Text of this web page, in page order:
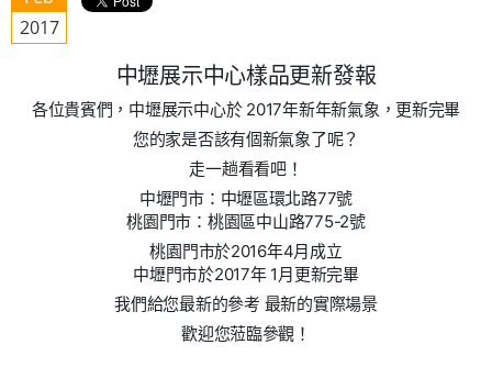
2017
中壢展示中心樣品更新發報
各位貴賓們，中壢展示中心於 2017年新年新氣象，更新完畢
您的家是否該有個新氣象了呢？
走一趟看看吧！
中壢門市：中壢區環北路77號
桃園門市：桃園區中山路775-2號
桃園門市於2016年4月成立
中壢門市於2017年 1月更新完畢
我們給您最新的參考 最新的實際場景
歡迎您蒞臨參觀！